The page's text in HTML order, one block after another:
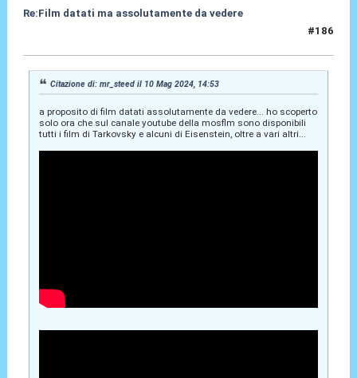
Re:Film datati ma assolutamente da vedere
#186
Citazione di: mr_steed il 10 Mag 2024, 14:53
a proposito di film datati assolutamente da vedere... ho scoperto
solo ora che sul canale youtube della mosflm sono disponibili
tutti i film di Tarkovsky e alcuni di Eisenstein, oltre a vari altri...